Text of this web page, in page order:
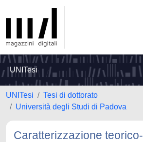
UNITesi
UNITesi
Tesi di dottorato
Università degli Studi di Padova
Caratterizzazione teorico-